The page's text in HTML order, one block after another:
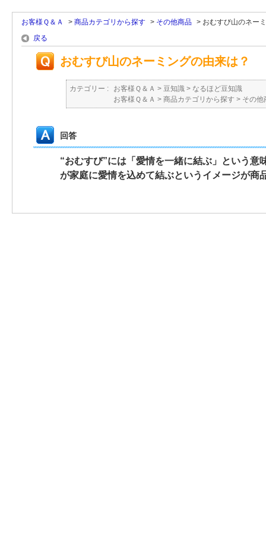
お客様Ｑ＆Ａ > 商品カテゴリから探す > その他商品 > おむすび山のネー
戻る
おむすび山のネーミングの由来は？
カテゴリー : お客様Ｑ＆Ａ > 豆知識 > なるほど豆知識
お客様Ｑ＆Ａ > 商品カテゴリから探す > その他
回答
“おむすび”には「愛情を一緒に結ぶ」という
が家庭に愛情を込めて結ぶというイメージが商